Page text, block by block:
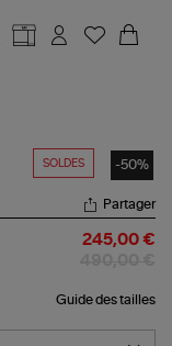
SOLDES -50%
Partager
245,00 €
Guide des tailles